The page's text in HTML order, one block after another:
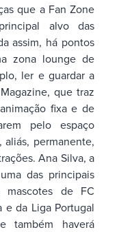
que a Fan Zone
alvo das
assim, há pontos
zona lounge de
ler e guardar a
que traz
fixa e de
pelo espaço
permanente,
Ana Silva, a
das principais
de FC
e da Liga Portugal
também haverá